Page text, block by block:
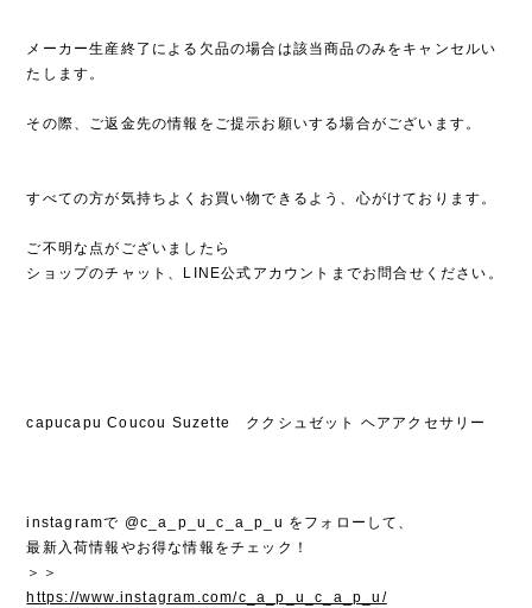
メーカー生産終了による欠品の場合は該当商品のみをキャンセルい
たします。
その際、ご返金先の情報をご提示お願いする場合がございます。
すべての方が気持ちよくお買い物できるよう、心がけております。
ご不明な点がございましたら
ショップのチャット、LINE公式アカウントまでお問合せください。
capucapu Coucou Suzette ククシュゼット ヘアアクセサリー
instagramで @c_a_p_u_c_a_p_u をフォローして、
最新入荷情報やお得な情報をチェック！
＞＞
https://www.instagram.com/c_a_p_u_c_a_p_u/